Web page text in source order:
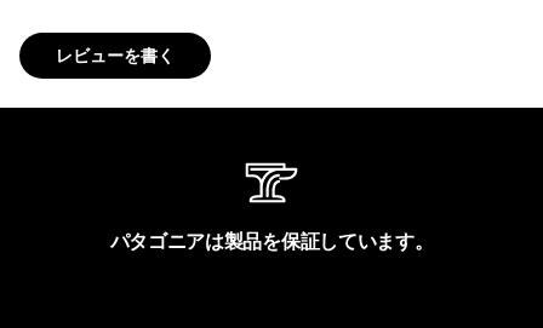
レビューを書く
パタゴニアは製品を保証しています。